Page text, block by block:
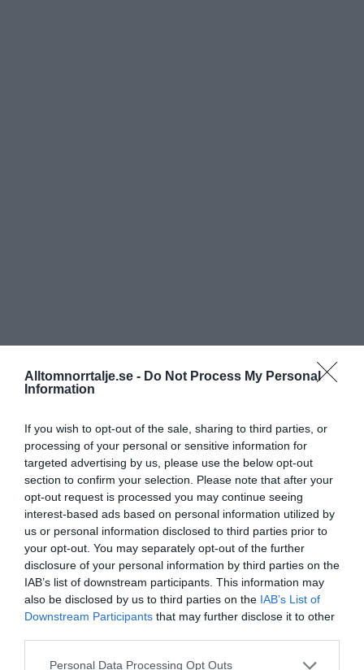
Alltomnorrtalje.se - Do Not Process My Personal
Information
If you wish to opt-out of the sale, sharing to third parties, or
processing of your personal or sensitive information for
targeted advertising by us, please use the below opt-out
section to confirm your selection. Please note that after your
opt-out request is processed you may continue seeing
interest-based ads based on personal information utilized by
us or personal information disclosed to third parties prior to
your opt-out. You may separately opt-out of the further
disclosure of your personal information by third parties on the
IAB’s list of downstream participants. This information may
also be disclosed by us to third parties on the IAB’s List of
Downstream Participants that may further disclose it to other
Personal Data Processing Opt Outs